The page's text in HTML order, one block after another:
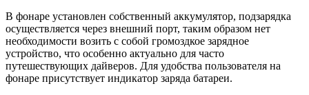
В фонаре установлен собственный аккумулятор, подзарядка
осуществляется через внешний порт, таким образом нет
необходимости возить с собой громоздкое зарядное
устройство, что особенно актуально для часто
путешествующих дайверов. Для удобства пользователя на
фонаре присутствует индикатор заряда батареи.